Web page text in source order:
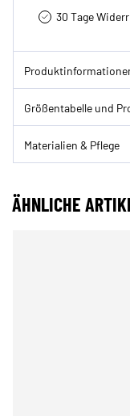
30 Tage
Größentabelle und
Materialien & Pflege
ÄHNLICHE